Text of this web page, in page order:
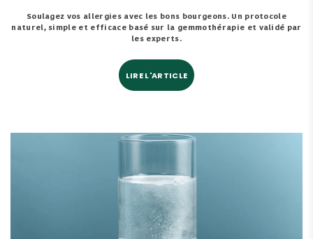
Soulagez vos allergies avec les bons bourgeons. Un protocole
naturel, simple et efficace basé sur la gemmothérapie et validé par
les experts.
LIRE L'ARTICLE